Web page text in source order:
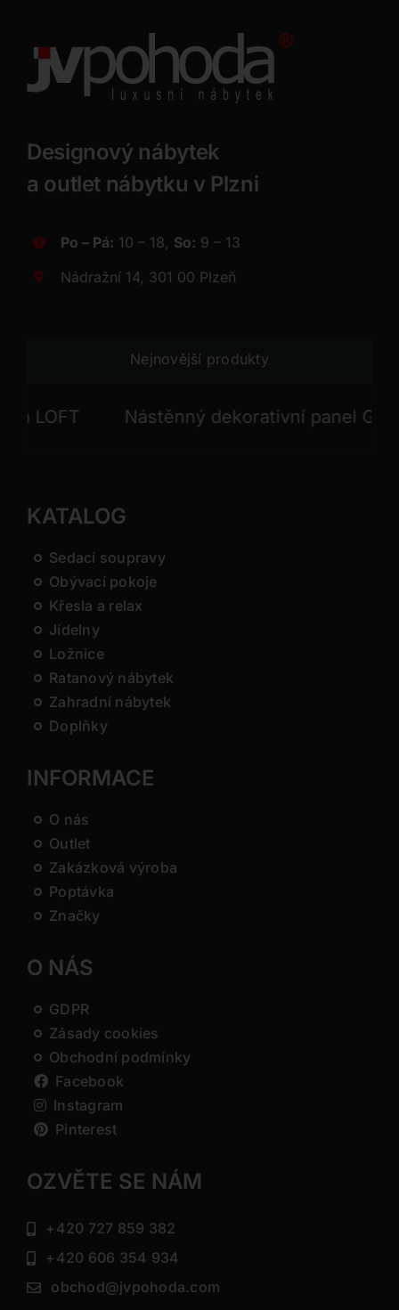
Designový nábytek
a outlet nábytku v Plzni
Po – Pá: 10 – 18, So: 9 – 13
Nádražní 14, 301 00 Plzeň
Nejnovější produkty
Nástěnný dekorativní panel GONG
KATALOG
Sedací soupravy
Obývací pokoje
Křesla a relax
Jídelny
Ložnice
Ratanový nábytek
Zahradní nábytek
Doplňky
INFORMACE
O nás
Outlet
Zakázková výroba
Poptávka
Značky
O NÁS
GDPR
Zásady cookies
Obchodní podmínky
Facebook
Instagram
Pinterest
OZVĚTE SE NÁM
+420 727 859 382
+420 606 354 934
obchod@jvpohoda.com